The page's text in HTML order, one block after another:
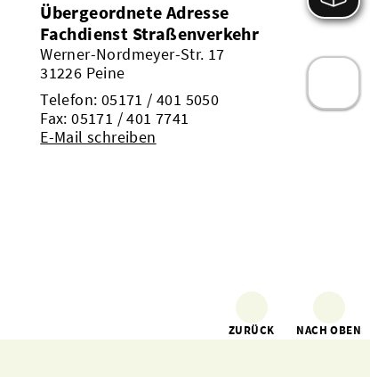
Übergeordnete Adresse
Fachdienst Straßenverkehr
Werner-Nordmeyer-Str. 17
31226 Peine
Telefon: 05171 / 401 5050
Fax: 05171 / 401 7741
E-Mail schreiben
ZURÜCK NACH OBEN